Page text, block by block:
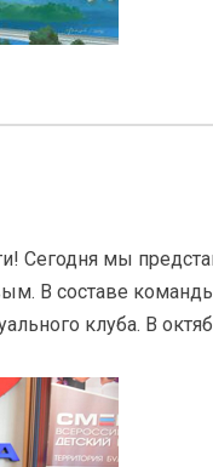
Сегодня мы
В составе
клуба. В